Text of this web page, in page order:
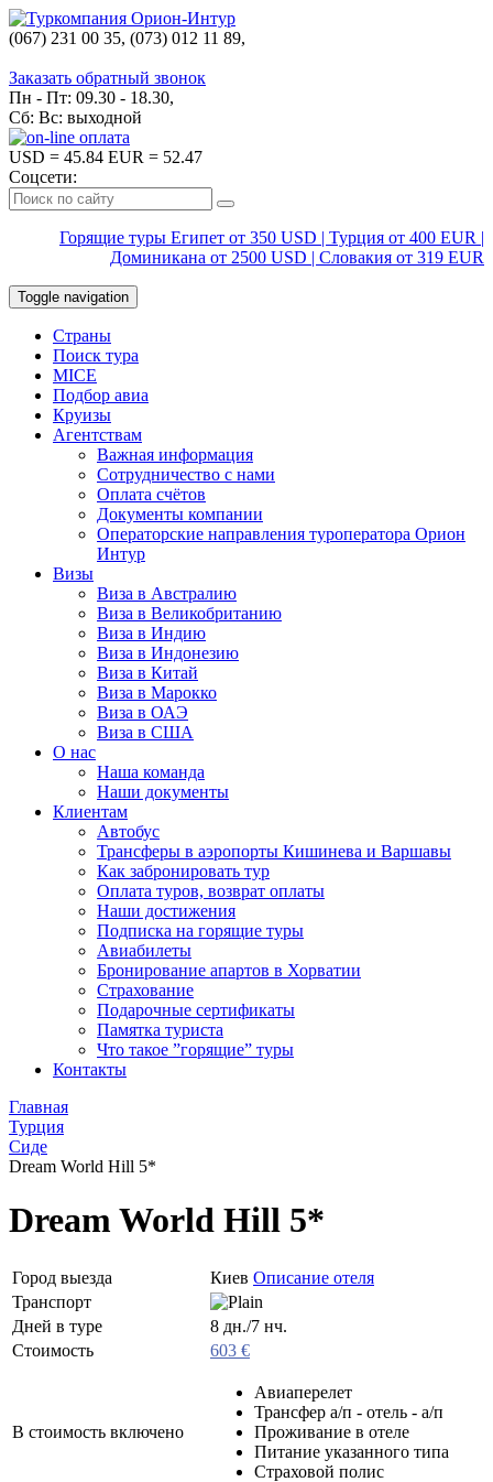
(067) 231 00 35, (073) 012 11 89,
Заказать обратный звонок
Пн - Пт: 09.30 - 18.30,
Сб: Вс: выходной
USD = 45.84 EUR = 52.47
Соцсети:
Горящие туры Египет от 350 USD | Турция от 400 EUR |
Доминикана от 2500 USD | Словакия от 319 EUR
Toggle navigation
Страны
Поиск тура
MICE
Подбор авиа
Круизы
Агентствам
Важная информация
Сотрудничество с нами
Оплата счётов
Документы компании
Операторские направления туроператора Орион
Интур
Визы
Виза в Австралию
Виза в Великобританию
Виза в Индию
Виза в Индонезию
Виза в Китай
Виза в Марокко
Виза в ОАЭ
Виза в США
О нас
Наша команда
Наши документы
Клиентам
Автобус
Трансферы в аэропорты Кишинева и Варшавы
Как забронировать тур
Оплата туров, возврат оплаты
Наши достижения
Подписка на горящие туры
Авиабилеты
Бронирование апартов в Хорватии
Страхование
Подарочные сертификаты
Памятка туриста
Что такое ”горящие” туры
Контакты
Главная
Турция
Сиде
Dream World Hill 5*
Dream World Hill 5*
Город выезда Киев Описание отеля
Транспорт
Дней в туре
8 дн./7 нч.
Стоимость
603 €
В стоимость включено
Авиаперелет
Трансфер а/п - отель - а/п
Проживание в отеле
Питание указанного типа
Страховой полис